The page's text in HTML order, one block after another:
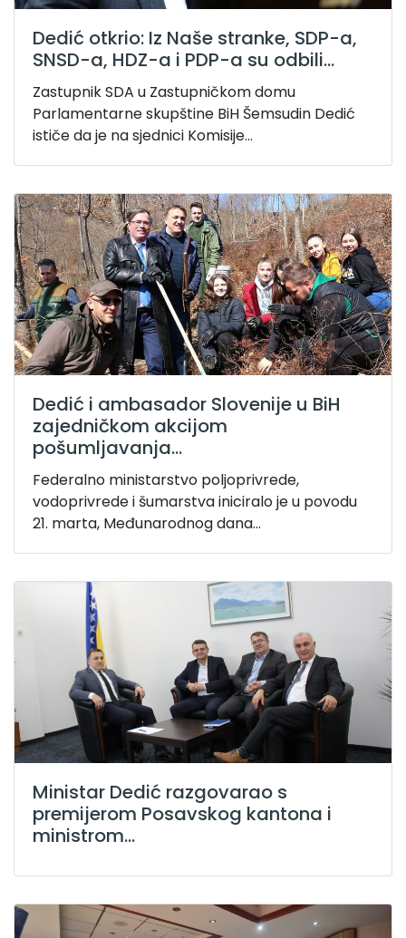
Dedić otkrio: Iz Naše stranke, SDP-a,
SNSD-a, HDZ-a i PDP-a su odbili...
Zastupnik SDA u Zastupničkom domu
Parlamentarne skupštine BiH Šemsudin Dedić
ističe da je na sjednici Komisije...
Dedić i ambasador Slovenije u BiH
zajedničkom akcijom
pošumljavanja...
Federalno ministarstvo poljoprivrede,
vodoprivrede i šumarstva iniciralo je u povodu
21. marta, Međunarodnog dana...
Ministar Dedić razgovarao s
premijerom Posavskog kantona i
ministrom...